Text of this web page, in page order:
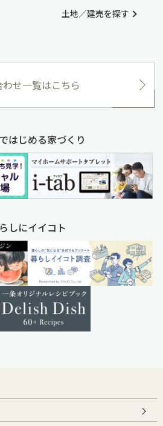
土地／建売を探す
せ一覧はこちら
はじめる家づくり
しにイイコト